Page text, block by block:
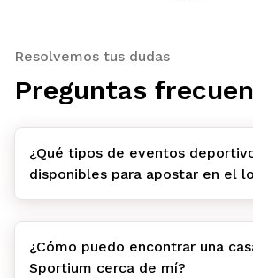
Resolvemos tus dudas
Preguntas
¿Qué tipos de eventos
disponibles para apostar en el
¿Cómo puedo encontrar una
Sportium cerca de mí?